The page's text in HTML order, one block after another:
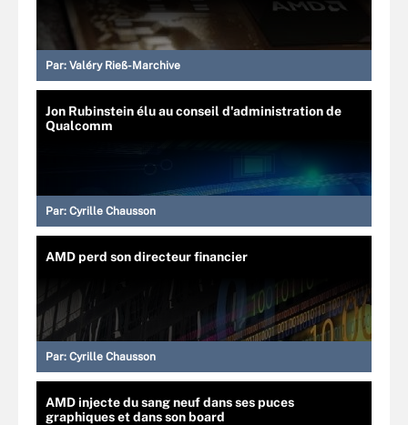
Par: Valéry Rieß-Marchive
Jon Rubinstein élu au conseil d'administration de
Qualcomm
Par: Cyrille Chausson
AMD perd son directeur financier
Par: Cyrille Chausson
AMD injecte du sang neuf dans ses puces
graphiques et dans son board